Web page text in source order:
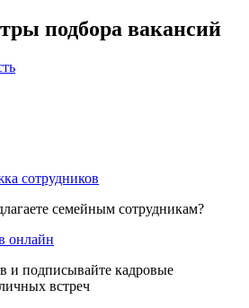
подбора вакансий
сотрудников
семейным сотрудникам?
онлайн
и подписывайте кадровые
встреч